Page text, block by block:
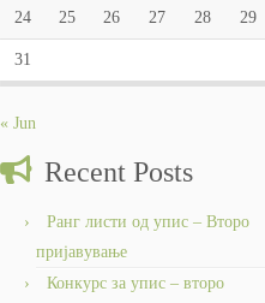
24 25 26 27 28 29
31
« Jun
Recent Posts
Ранг листи од упис – Второ
пријавување
Конкурс за упис – второ